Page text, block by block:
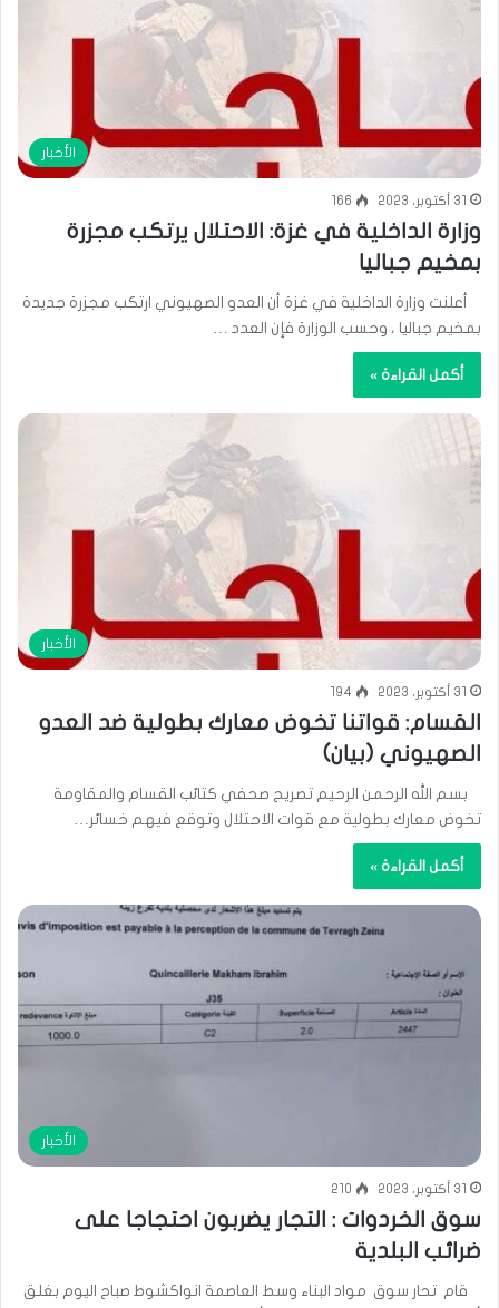
الأخبار
31 أكتوبر، 2023 166
وزارة الداخلية في غزة: الاحتلال يرتكب مجزرة
بمخيم جباليا
أعلنت وزارة الداخلية في غزة أن العدو الصهيوني ارتكب مجزرة جديدة
بمخيم جباليا ، وحسب الوزارة فإن العدد …
أكمل القراءة »
الأخبار
31 أكتوبر، 2023 194
القسام: قواتنا تخوض معارك بطولية ضد العدو
الصهيوني (بيان)
بسم الله الرحمن الرحيم تصريح صحفي كتائب القسام والمقاومة
تخوض معارك بطولية مع قوات الاحتلال وتوقع فيهم خسائر…
أكمل القراءة »
الأخبار
31 أكتوبر، 2023 210
سوق الخردوات : التجار يضربون احتجاجا على
ضرائب البلدية
قام تحار سوق مواد البناء وسط العاصمة انواكشوط صباح اليوم بغلق